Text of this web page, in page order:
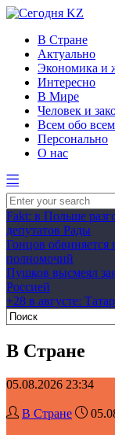
В Стране
Актуально
Экономика и
Интересно
В Мире
Человек и
Всем обо всем
Персонально
О нас
Fakt: в Польше
депутатов Рады
Гонцов
полномочий
Пушков высмеял
Россией
+28 в августе:
В Стране
05.08.2026 23:34
В Стране